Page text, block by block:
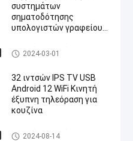
συστημάτων
σηματοδότησης
υπολογιστών γραφείου
ταμπλέτα μορφής Λ
αφής σημείου χωρητική
Σημειώσεις οθόνης αφής
2024-03-01
32 ιντσών IPS TV USB
Android 12 WiFi Κινητή
έξυπνη τηλεόραση για
κουζίνα
Σημειώσεις οθόνης αφής
2024-08-14